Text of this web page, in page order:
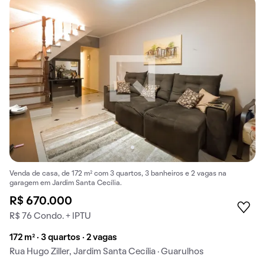
Venda de casa, de 172 m² com 3 quartos, 3 banheiros e 2 vagas na
garagem em Jardim Santa Cecília.
R$ 670.000
R$ 76 Condo. + IPTU
172 m² · 3 quartos · 2 vagas
Rua Hugo Ziller, Jardim Santa Cecília · Guarulhos